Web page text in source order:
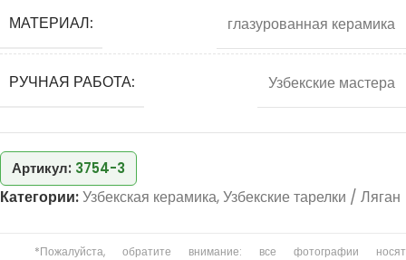
МАТЕРИАЛ: глазурованная керамика
РУЧНАЯ РАБОТА: Узбекские мастера
Артикул: 3754-3
Категории:Узбекская керамика,Узбекские тарелки / Ляган
*Пожалуйста, обратите внимание: все фотографии носят